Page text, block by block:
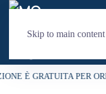
Skip to main content
È GRATUITA PER